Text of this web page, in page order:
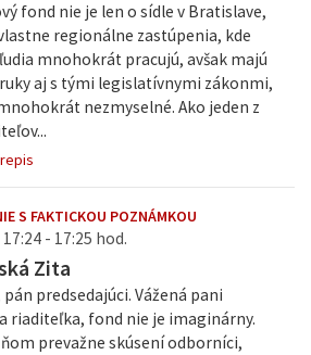
fond nie je len o sídle v Bratislave,
regionálne zastúpenia, kde
mnohokrát pracujú, avšak majú
aj s tými legislatívnymi zákonmi,
nezmyselné. Ako jeden z
S FAKTICKOU POZNÁMKOU
- 17:25 hod.
Zita
predsedajúci. Vážená pani
riaditeľka, fond nie je imaginárny.
ňom prevažne skúsení odborníci,